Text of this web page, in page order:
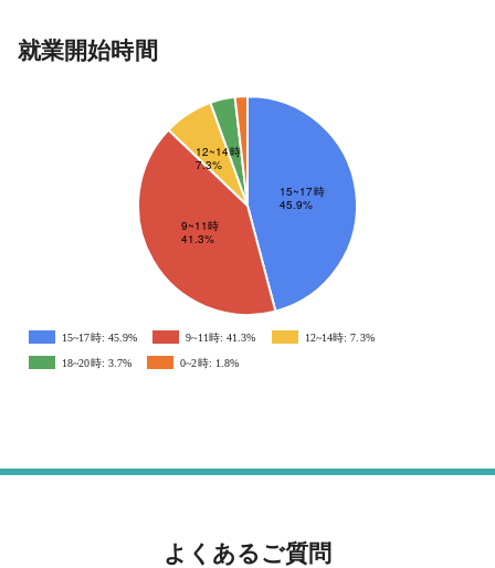
就業開始時間
15~17時: 45.9% 9~11時: 41.3% 12~14時: 7.3%
18~20時: 3.7% 0~2時: 1.8%
よくあるご質問